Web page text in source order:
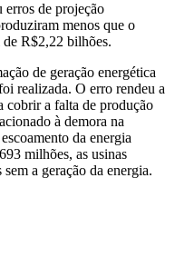
de projeção
menos que o
R$2,22 bilhões.
de geração energética
realizada. O erro rendeu a
cobrir a falta de produção
à demora na
da energia
milhões, as usinas
a geração da energia.